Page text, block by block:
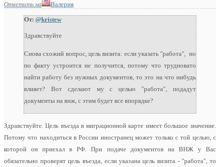
Ответить на Валерия
От: @kristew
Здравствуйте
Снова схожий вопрос, цель визита: если указать "работа", но
по факту устроится не получится, потому что трудновато
найти работу без нужных документов, то это на что нибудь
влияет? Вот сделают му с целью "работа", подадут
документы на внж, с этим будет все впорядке?
Здравствуйте. Цель въезда в миграционной карте имеет большое значение.
Потому что находиться в России иностранец может только с той целью, с
которой он приехал в РФ. При подаче документов на ВНЖ у Вас
обязательно проверят цель въезда, если указана цель визита - "работа", то